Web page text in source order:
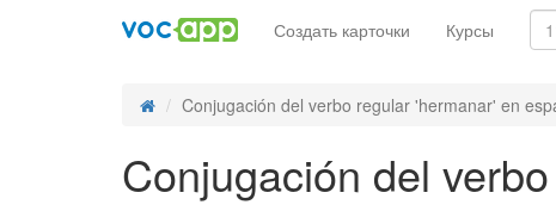
Создать карточки Курсы
Conjugación del verbo regular 'hermanar' en
Conjugación del